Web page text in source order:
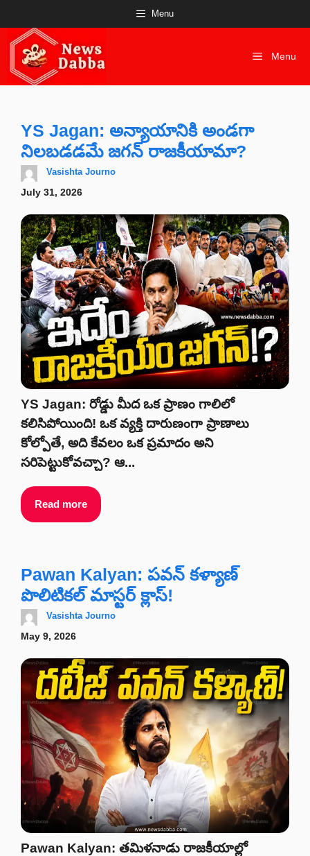
to
content
Menu
Menu
YS Jagan: అన్యాయానికి అండగా
నిలబడడమే జగన్ రాజకీయామా?
Vasishta Journo
July 31, 2026
YS Jagan: రోడ్డు మీద ఒక ప్రాణం గాలిలో
కలిసిపోయింది! ఒక వ్యక్తి దారుణంగా ప్రాణాలు
కోల్పోతే, అది కేవలం ఒక ప్రమాదం అని
సరిపెట్టుకోవచ్చా? ఆ...
Read more
Pawan Kalyan: పవన్ కళ్యాణ్
పొలిటికల్ మాస్టర్ క్లాస్!
Vasishta Journo
May 9, 2026
Pawan Kalyan: తమిళనాడు రాజకీయాల్లో